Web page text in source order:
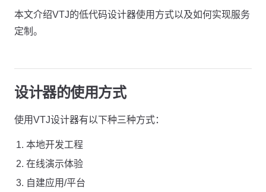
本文介绍VTJ的低代码设计器使用方式以及如何实现服务
定制。
设计器的使用方式
使用VTJ设计器有以下种三种方式：
本地开发工程
在线演示体验
自建应用/平台